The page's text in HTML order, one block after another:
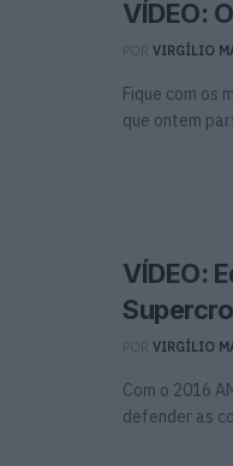
VÍDEO:
VIRGÍLIO
Fique com os
que ontem
VÍDEO:
VIRGÍLIO
Com o 2016
defender as